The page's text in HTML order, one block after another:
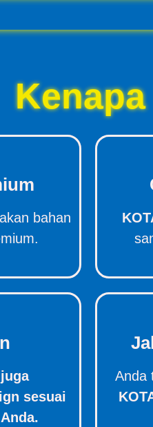
bahan
sesuai
Anda